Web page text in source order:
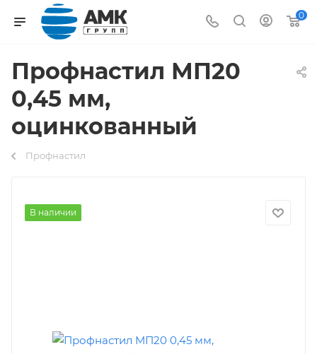
0
Профнастил МП20
0,45 мм,
оцинкованный
Профнастил
В наличии